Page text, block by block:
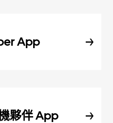
App
夥伴 App